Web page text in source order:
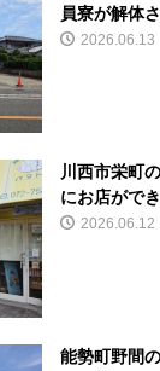
員寮が解体
2026.06.13
川西市栄町
にお店がで
2026.06.12
能勢町野間